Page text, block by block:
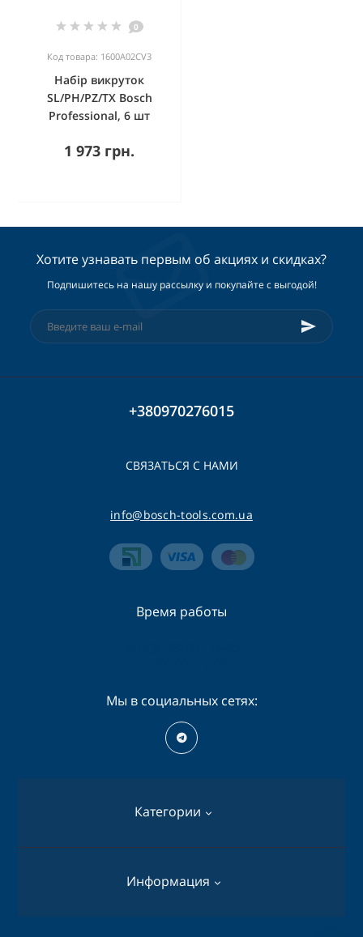
0
Код товара: 1600A02CV3
Набір викруток
SL/PH/PZ/TX Bosch
Professional, 6 шт
1 973 грн.
Хотите узнавать первым об акциях и скидках?
Подпишитесь на нашу рассылку и покупайте с выгодой!
+380970276015
СВЯЗАТЬСЯ С НАМИ
info@bosch-tools.com.ua
Категории
Перфораторы
Информация
Время работы
Мы в социальных сетях: